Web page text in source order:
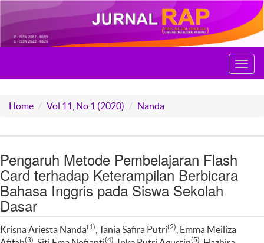
Home Vol 11, No 1 (2020) Nanda
Pengaruh Metode Pembelajaran Flash
Card terhadap Keterampilan Berbicara
Bahasa Inggris pada Siswa Sekolah
Dasar
Krisna Ariesta Nanda(1) , Tania Safira Putri(2)
, Emma Meiliza
(3) (4) (5)